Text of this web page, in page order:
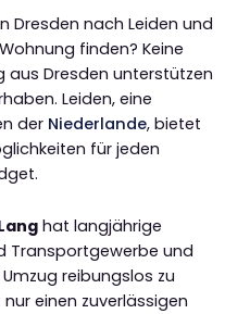
Dresden nach Leiden und
finden? Keine
aus Dresden unterstützen
Leiden, eine
der Niederlande, bietet
für jeden
hat langjährige
Transportgewerbe und
reibungslos zu
einen zuverlässigen